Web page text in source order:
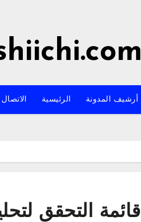
الاتصال الرئيسية أرشيف المدونة
قائمة التحقق